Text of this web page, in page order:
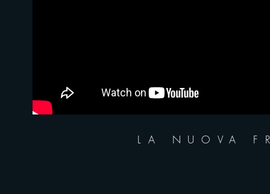
LA NUOVA